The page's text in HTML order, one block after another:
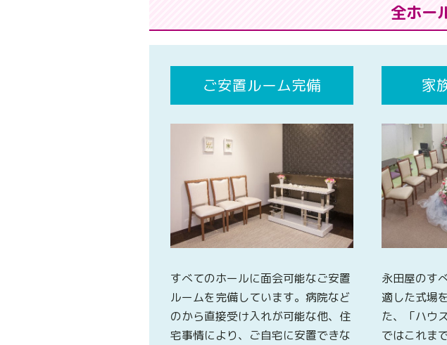
全ホー
ご安置ルーム完備
すべてのホールに面会可能なご安置
ルームを完備しています。病院など
のから直接受け入れが可能な他、住
宅事情により、ご自宅に安置できな
家
永田屋のす
適した式場
た、「ハウ
ではこれま